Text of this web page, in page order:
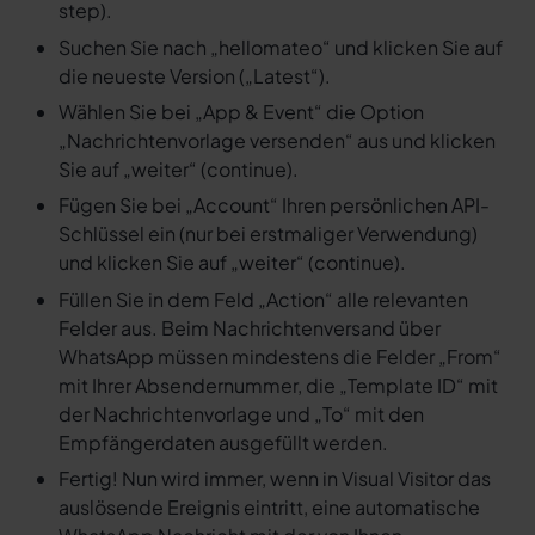
step).
Suchen Sie nach „hellomateo“ und klicken Sie auf
die neueste Version („Latest“).
Wählen Sie bei „App & Event“ die Option
„Nachrichtenvorlage versenden“ aus und klicken
Sie auf „weiter“ (continue).
Fügen Sie bei „Account“ Ihren persönlichen API-
Schlüssel ein (nur bei erstmaliger Verwendung)
und klicken Sie auf „weiter“ (continue).
Füllen Sie in dem Feld „Action“ alle relevanten
Felder aus. Beim Nachrichtenversand über
WhatsApp müssen mindestens die Felder „From“
mit Ihrer Absendernummer, die „Template ID“ mit
der Nachrichtenvorlage und „To“ mit den
Empfängerdaten ausgefüllt werden.
Fertig! Nun wird immer, wenn in Visual Visitor das
auslösende Ereignis eintritt, eine automatische